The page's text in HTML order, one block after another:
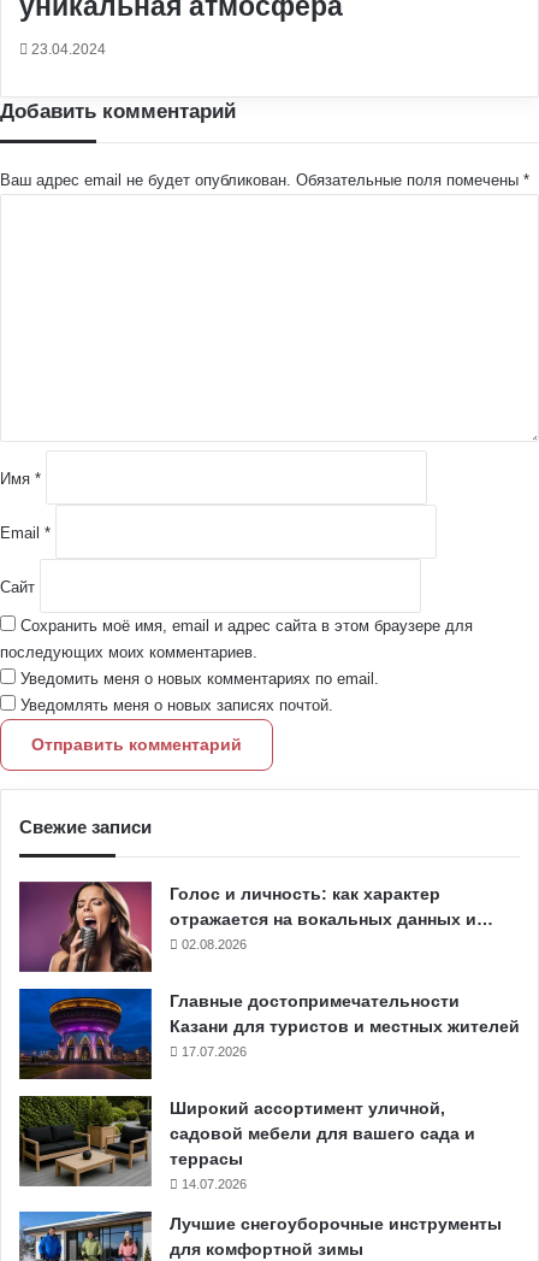
уникальная атмосфера
23.04.2024
Добавить комментарий
Ваш адрес email не будет опубликован. Обязательные поля помечены *
и
йИмя *
Email *
Сайт
Сохранить моё имя, email и адрес сайта в этом браузере для
последующих моих комментариев.
Уведомить меня о новых комментариях по email.
Уведомлять меня о новых записях почтой.
Свежие записи
Голос и личность: как характер
отражается на вокальных данных и…
02.08.2026
Главные достопримечательности
Казани для туристов и местных жителей
17.07.2026
Широкий ассортимент уличной,
садовой мебели для вашего сада и
террасы
14.07.2026
Лучшие снегоуборочные инструменты
для комфортной зимы